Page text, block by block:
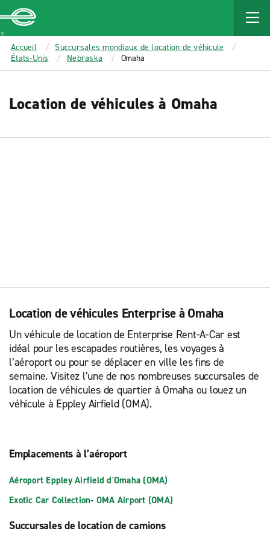
MAIN
CONTENT
Enterprise
Accueil
Succursales mondiaux de location de véhicule
États-Unis
Nebraska Omaha
Location de véhicules à Omaha
Location de véhicules Enterprise à Omaha
Un véhicule de location de Enterprise Rent-A-Car est
idéal pour les escapades routières, les voyages à
l’aéroport ou pour se déplacer en ville les fins de
semaine. Visitez l’une de nos nombreuses succursales de
location de véhicules de quartier à Omaha ou louez un
véhicule à Eppley Airfield (OMA).
Emplacements à l’aéroport
Aéroport Eppley Airfield d'Omaha (OMA)
Exotic Car Collection- OMA Airport (OMA)
Succursales de location de camions